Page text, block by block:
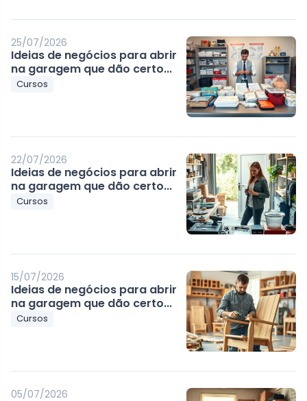
25/07/2026
Ideias de negócios para abrir
na garagem que dão certo...
Cursos
22/07/2026
Ideias de negócios para abrir
na garagem que dão certo...
Cursos
15/07/2026
Ideias de negócios para abrir
na garagem que dão certo...
Cursos
05/07/2026